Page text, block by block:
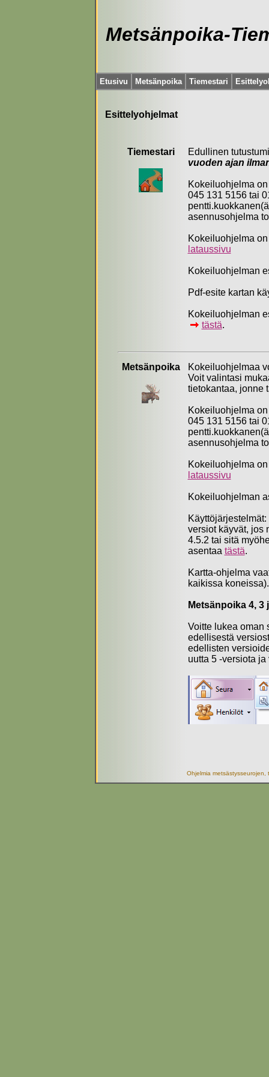
Metsänpoika-
Etusivu Metsänpoika Tiemestari
Esittelyohjelmat
Tiemestari
Edullinen
vuoden ajan
Kokeiluohjelma
045 131 5156 tai
asennusohjelma
Kokeiluohjelma
lataussivu
Kokeiluohjelman
Pdf-esite kartan
Kokeiluohjelman
tästä.
Metsänpoika
Kokeiluohjelmaa
Voit valintasi
tietokantaa, jonne
Kokeiluohjelma
045 131 5156 tai
asennusohjelma
Kokeiluohjelma
lataussivu
Kokeiluohjelman
versiot käyvät, jos
4.5.2 tai sitä
asentaa tästä.
Kartta-ohjelma
kaikissa koneissa).
Metsänpoika 4, 3
Voitte lukea oman
edellisestä
edellisten
uutta 5 -versiota
Ohjelmia